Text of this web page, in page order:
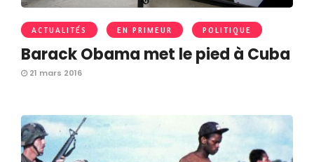
ACTUALITÉS EN PRIMEUR POLITIQUE
Barack Obama met le pied à Cuba
21 mars 2016